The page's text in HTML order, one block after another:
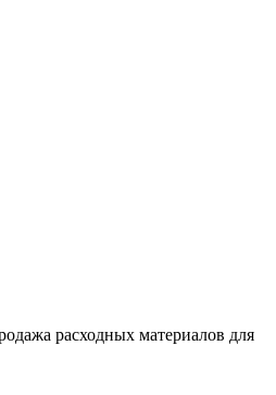
расходных материалов для